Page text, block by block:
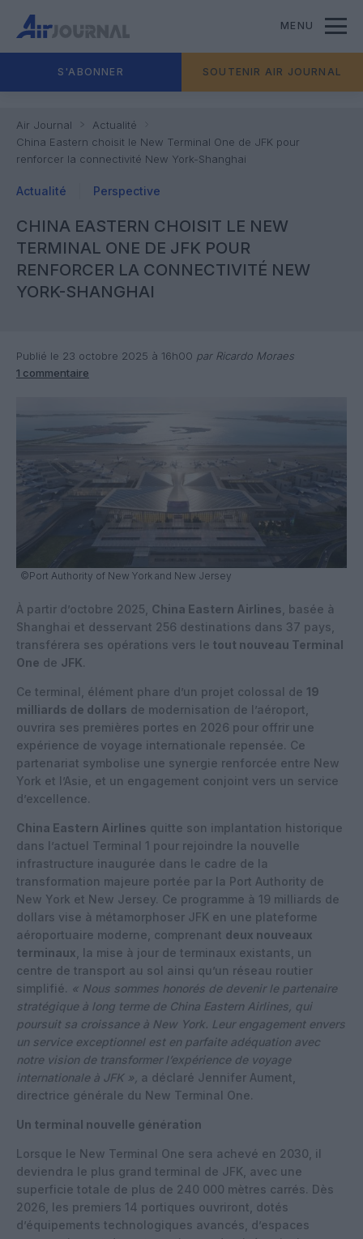
MENU
S'ABONNER SOUTENIR AIR JOURNAL
Air Journal
Actualité
China Eastern choisit le New Terminal One de JFK pour
renforcer la connectivité New York-Shanghai
Actualité Perspective
CHINA EASTERN CHOISIT LE NEW
TERMINAL ONE DE JFK POUR
RENFORCER LA CONNECTIVITÉ NEW
YORK-SHANGHAI
Publié le 23 octobre 2025 à 16h00 par Ricardo Moraes
1 commentaire
©Port Authority of New York and New Jersey
À partir d’octobre 2025, China Eastern Airlines , basée à
Shanghai et desservant 256 destinations dans 37 pays,
transférera ses opérations vers le tout nouveau Terminal
One de JFK.
Ce terminal, élément phare d’un projet colossal de 19
milliards de dollars de modernisation de l’aéroport,
ouvrira ses premières portes en 2026 pour offrir une
expérience de voyage internationale repensée. Ce
partenariat symbolise une synergie renforcée entre New
York et l’Asie, et un engagement conjoint vers un service
d’excellence.
China Eastern Airlines quitte son implantation historique
dans l’actuel Terminal 1 pour rejoindre la nouvelle
infrastructure inaugurée dans le cadre de la
transformation majeure portée par la Port Authority de
New York et New Jersey. Ce programme à 19 milliards de
dollars vise à métamorphoser JFK en une plateforme
aéroportuaire moderne, comprenant deux nouveaux
terminaux , la mise à jour de terminaux existants, un
centre de transport au sol ainsi qu’un réseau routier
simplifié. « Nous sommes honorés de devenir le partenaire
stratégique à long terme de China Eastern Airlines, qui
poursuit sa croissance à New York. Leur engagement envers
un service exceptionnel est en parfaite adéquation avec
notre vision de transformer l’expérience de voyage
internationale à JFK », a déclaré Jennifer Aument,
directrice générale du New Terminal One.
Un terminal nouvelle génération
Lorsque le New Terminal One sera achevé en 2030, il
deviendra le plus grand terminal de JFK, avec une
superficie totale de plus de 240 000 mètres carrés. Dès
2026, les premiers 14 portiques ouvriront, dotés
d’équipements technologiques avancés, d’espaces